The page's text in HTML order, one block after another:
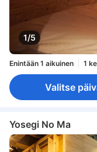
1/5
Enintään 1 aikuinen 1
Valitse
Yosegi No Ma